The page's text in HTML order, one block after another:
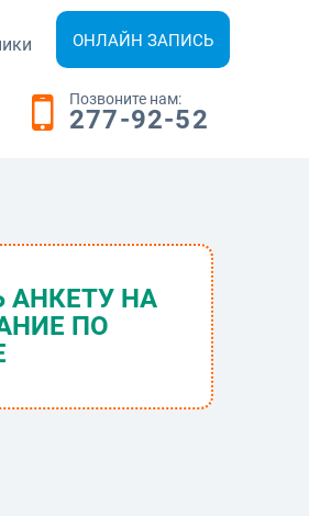
ОНЛАЙН ЗАПИСЬ
Позвоните нам:
277-92-52
АНКЕТУ НА
ПО